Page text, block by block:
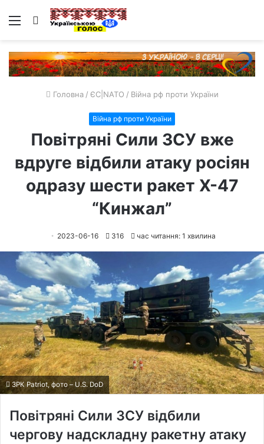
Меню Пошук
Головна / ЄС|NATO / Війна рф проти України
Війна рф проти України
Повітряні Сили ЗСУ вже
вдруге відбили атаку росіян
одразу шести ракет Х-47
“Кинжал”​​
2023-06-16 316 час читання: 1 хвилина
ЗРК Patriot, фото – U.S. DoD
Повітряні Сили ЗСУ відбили
чергову надскладну ракетну атаку